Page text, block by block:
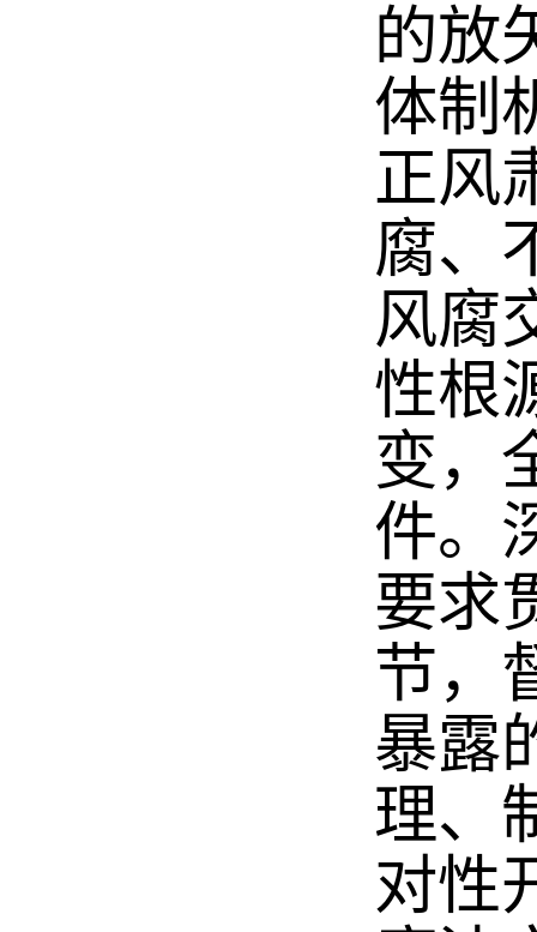
的放
体制
正风
腐、
风腐
性根
变，
件。
要求
节，
暴露
理、
对性